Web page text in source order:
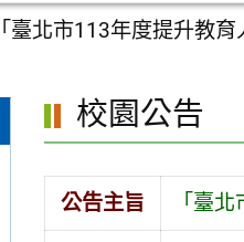
「臺北市113年度提升教
校園公告
公告主旨 「臺